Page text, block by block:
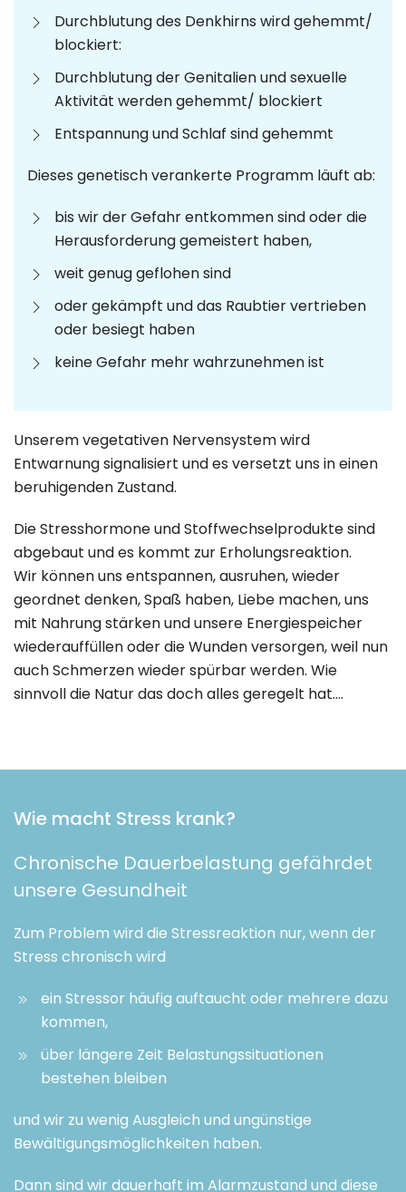
Durchblutung des Denkhirns wird gehemmt/
blockiert:
Durchblutung der Genitalien und sexuelle
Aktivität werden gehemmt/ blockiert
Entspannung und Schlaf sind gehemmt
Dieses genetisch verankerte Programm läuft ab:
bis wir der Gefahr entkommen sind oder die
Herausforderung gemeistert haben,
weit genug geflohen sind
oder gekämpft und das Raubtier vertrieben
oder besiegt haben
keine Gefahr mehr wahrzunehmen ist
Unserem vegetativen Nervensystem wird
Entwarnung signalisiert und es versetzt uns in einen
beruhigenden Zustand.
Die Stresshormone und Stoffwechselprodukte sind
abgebaut und es kommt zur Erholungsreaktion.
Wir können uns entspannen, ausruhen, wieder
geordnet denken, Spaß haben, Liebe machen, uns
mit Nahrung stärken und unsere Energiespeicher
wiederauffüllen oder die Wunden versorgen, weil nun
auch Schmerzen wieder spürbar werden. Wie
sinnvoll die Natur das doch alles geregelt hat….
Wie macht Stress krank?
Chronische Dauerbelastung gefährdet
unsere Gesundheit
Zum Problem wird die Stressreaktion nur, wenn der
Stress chronisch wird
ein Stressor häufig auftaucht oder mehrere dazu
kommen,
über längere Zeit Belastungssituationen
bestehen bleiben
und wir zu wenig Ausgleich und ungünstige
Bewältigungsmöglichkeiten haben.
Dann sind wir dauerhaft im Alarmzustand und diese